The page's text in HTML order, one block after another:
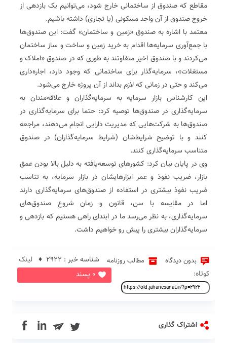
مقاطع که صندوق از ساختمانی خارج شود، می‌توانیم یک بازدهی از
خروج صندوق از آن واحد مسکونی (یا تجاری) داشته باشیم.
معتمد با اشاره به صندوق «زمین و ساختمان» گفت: این صندوق‌ها
با جمع‌آوری سرمایه‌ها اقدام به خرید زمین و ساخت و ساز ساختمان
می‌کردند و با صندوق اخیر متفاوتند‌ به طوری که در صندوق «املاک و
مستغلات»، سرمایه‌گذار برای ساختمانی که وجود دارد، اجاره‌داری
می‌کند و حتی در زمانی که لازم بداند از آن پروژه خارج می‌شود.
این کارشناس بازار سرمایه به سرمایه‌گذاران و علاقه‌مندان به
سرمایه‌گذاری در صندوق‌ها توصیه کرد: حتما برای سرمایه‌گذاری در
صندوق‌ها به شرکت‌هایی که مدیریت دارایی انجام می‌دهند، مراجعه
کنند و با توضیح شرایط‌شان (شرایط سرمایه‌گذاران) در صندوق
متناسب سرمایه‌گذاری کنند.
وی در پایان بیان کرد: کشورهای توسعه‌یافته به دلیل بالا بودن عمق
بازار، ضریب نفوذ و عمر ابزارهایشان در بازار سرمایه، به تناسب
ضریب نفوذ بیشتری در استفاده از صندوق‌های سرمایه‌گذاری دارند
اما در مقایسه با سن، قانون و زمان شروع صندوق‌های
سرمایه‌گذاری، به نظر می‌رسد ما در ابتدای راهی هستیم که بازدهی و
سرمایه‌گذاران بیشتری را پیش رو خواهیم داشت.
بدون دیدگاه مطالب روزنامه
0 پسند
شناسه خبر : 2922 ♦
لینک
کوتاه:
اشتراک گذاری in